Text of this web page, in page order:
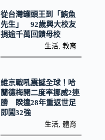
從台灣罐頭王到「鮪魚
先生」 92歲興大校友
捐逾千萬回饋母校
生活 ,教育
維京戰吼震撼全球！哈
蘭德梅開二度率挪威2連
勝 睽違28年重返世足
即闖32強
生活 ,體育